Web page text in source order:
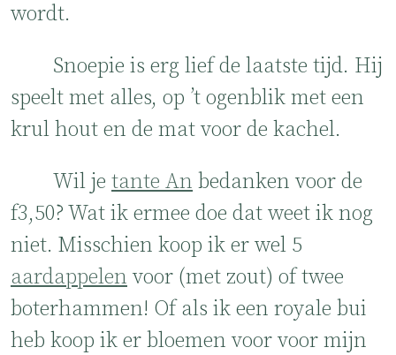
wordt.
Snoepie is erg lief de laatste tijd. Hij
speelt met alles, op ’t ogenblik met een
krul hout en de mat voor de kachel.
Wil je tante An bedanken voor de
f3,50? Wat ik ermee doe dat weet ik nog
niet. Misschien koop ik er wel 5
aardappelen voor (met zout) of twee
boterhammen! Of als ik een royale bui
heb koop ik er bloemen voor voor mijn